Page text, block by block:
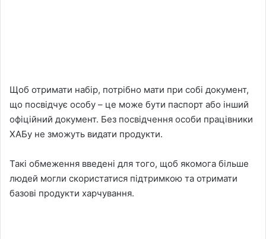
Щоб отримати набір, потрібно мати при собі документ,
що посвідчує особу – це може бути паспорт або інший
офіційний документ. Без посвідчення особи працівники
ХАБу не зможуть видати продукти.
Такі обмеження введені для того, щоб якомога більше
людей могли скористатися підтримкою та отримати
базові продукти харчування.